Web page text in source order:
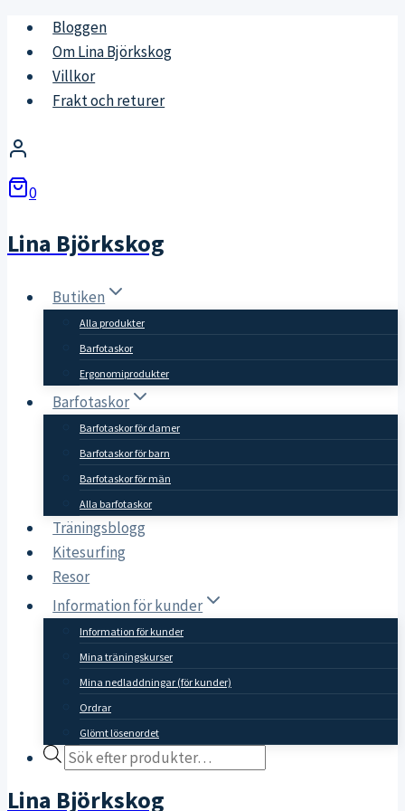
Skip
content
Bloggen
Om Lina Björkskog
Villkor
Frakt och returer
0
Lina Björkskog
Butiken
Alla produkter
Barfotaskor
Ergonomiprodukter
Barfotaskor
Barfotaskor för damer
Barfotaskor för barn
Barfotaskor för män
Alla barfotaskor
Träningsblogg
Kitesurfing
Resor
Information för kunder
Information för kunder
Mina träningskurser
Mina nedladdningar (för kunder)
Ordrar
Glömt lösenordet
Products
Lina Björkskog